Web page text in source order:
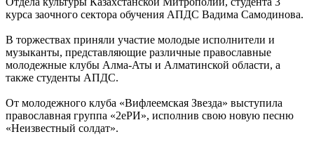
курса заочного сектора обучения АПДС Вадима Самодинова.
В торжествах приняли участие молодые исполнители и
музыканты, представляющие различные православные
молодежные клубы Алма-Аты и Алматинской области, а
также студенты АПДС.
От молодежного клуба «Вифлеемская Звезда» выступила
православная группа «2еРИ», исполнив свою новую песню
«Неизвестный солдат».